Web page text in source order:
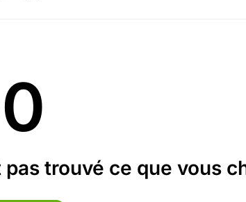
trouvé ce que vous